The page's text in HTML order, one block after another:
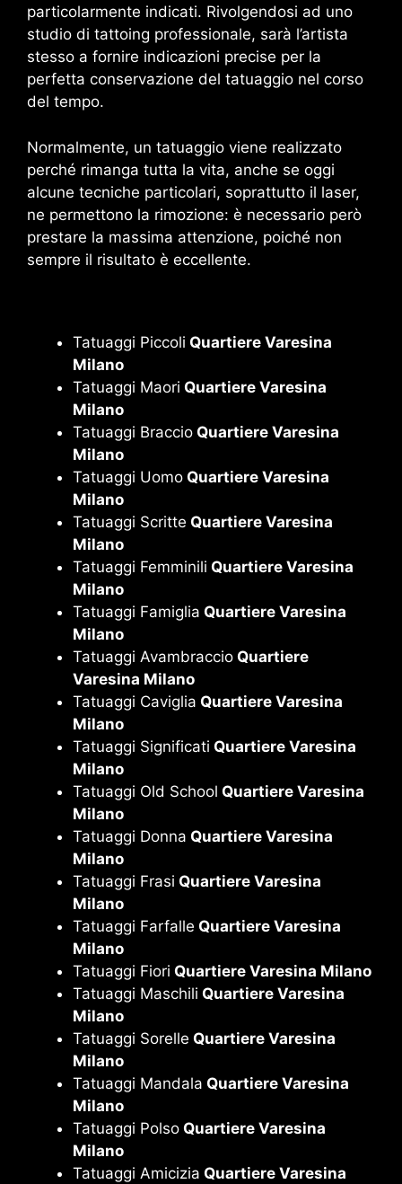
particolarmente indicati. Rivolgendosi ad uno
studio di tattoing professionale, sarà l’artista
stesso a fornire indicazioni precise per la
perfetta conservazione del tatuaggio nel corso
del tempo.
Normalmente, un tatuaggio viene realizzato
perché rimanga tutta la vita, anche se oggi
alcune tecniche particolari, soprattutto il laser,
ne permettono la rimozione: è necessario però
prestare la massima attenzione, poiché non
sempre il risultato è eccellente.
Tatuaggi Piccoli Quartiere Varesina
Milano
Tatuaggi Maori Quartiere Varesina
Milano
Tatuaggi Braccio Quartiere Varesina
Milano
Tatuaggi Uomo Quartiere Varesina
Milano
Tatuaggi Scritte Quartiere Varesina
Milano
Tatuaggi Femminili Quartiere Varesina
Milano
Tatuaggi Famiglia Quartiere Varesina
Milano
Tatuaggi Avambraccio Quartiere
Varesina Milano
Tatuaggi Caviglia Quartiere Varesina
Milano
Tatuaggi Significati Quartiere Varesina
Milano
Tatuaggi Old School Quartiere Varesina
Milano
Tatuaggi Donna Quartiere Varesina
Milano
Tatuaggi Frasi Quartiere Varesina
Milano
Tatuaggi Farfalle Quartiere Varesina
Milano
Tatuaggi Fiori Quartiere Varesina Milano
Tatuaggi Maschili Quartiere Varesina
Milano
Tatuaggi Sorelle Quartiere Varesina
Milano
Tatuaggi Mandala Quartiere Varesina
Milano
Tatuaggi Polso Quartiere Varesina
Milano
Tatuaggi Amicizia Quartiere Varesina